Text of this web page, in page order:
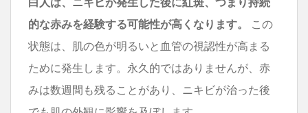
的な赤みを経験する可能性が高くなります。
この
状態は、肌の色が明るいと血管の視認性が高まる
ために発生します。永久的ではありませんが、赤
みは数週間も残ることがあり、ニキビが治った後